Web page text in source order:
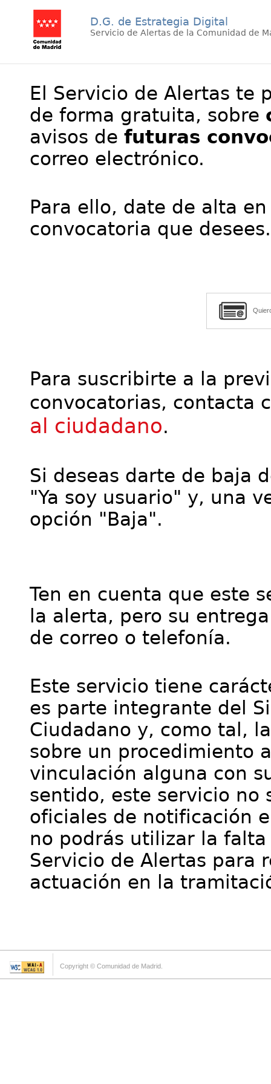
D.G. de Estrategia Digital
Servicio de Alertas de la Comunidad de
El Servicio de Alertas te
de forma gratuita, sobre
avisos de futuras
correo electrónico.
Para ello, date de alta
convocatoria que desees.
Para suscribirte a la
convocatorias, contacta
al ciudadano.
Si deseas darte de baja
"Ya soy usuario" y, una
opción "Baja".
Ten en cuenta que este
la alerta, pero su
de correo o telefonía.
Este servicio tiene
es parte integrante del
Ciudadano y, como tal,
sobre un procedimiento
vinculación alguna con
sentido, este servicio no
oficiales de notificación
no podrás utilizar la
Servicio de Alertas para
actuación en la
Copyright © Comunidad de Madrid.